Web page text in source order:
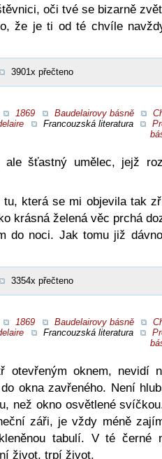
oči tvé se bizarně
že je ti od té chvíle
3901x přečteno
1869 Baudelairovy básně
Francouzská literatura
ale šťastný umělec, jejž
tu, která se mi objevila tak
krásná želená věc prchá
do noci. Jak tomu již
3354x přečteno
1869 Baudelairovy básně
Francouzská literatura
otevřeným oknem, nevidí
okna zavřeného. Není
než okno osvětlené
záři, je vždy méně
tabulí. V té černé
život, trpí život.